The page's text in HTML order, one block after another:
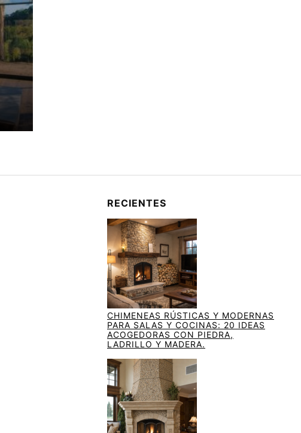
RECIENTES
CHIMENEAS RÚSTICAS Y MODERNAS
PARA SALAS Y COCINAS: 20 IDEAS
ACOGEDORAS CON PIEDRA,
LADRILLO Y MADERA.